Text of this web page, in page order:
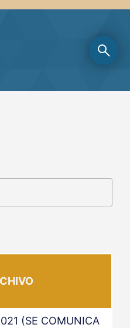
(SE COMUNICA